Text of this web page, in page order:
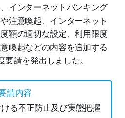
インターネットバンキング
注意喚起、インターネット
額の適切な設定、利用限度
喚起などの内容を追加する
請を発出しました。
請内容
る不正防止及び実態把握